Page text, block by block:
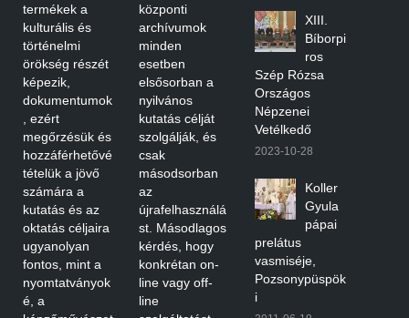
termékek a
kulturális és
történelmi
örökség részét
képezik,
dokumentumok
, ezért
megőrzésük és
hozzáférhetővé
tételük a jövő
számára a
kutatás és az
oktatás céljaira
ugyanolyan
fontos, mint a
nyomtatványok
é, a
központi
archívumok
minden
esetben
elsősorban a
nyilvános
kutatás célját
szolgálják, és
csak
másodsorban
az
újrafelhasználá
st. Másodlagos
kérdés, hogy
konkrétan on-
line vagy off-
line
XIII.
Bíborpi
ros
Szép Rózsa
Országos
Népzenei
Vetélkedő
2023-10-28
Koller
Gyula
pápai
prelátus
vasmiséje,
Pozsonypüspök
i